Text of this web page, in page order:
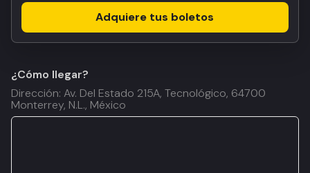
Adquiere tus boletos
¿Cómo llegar?
Dirección: Av. Del Estado 215A, Tecnológico, 64700
Monterrey, N.L., México